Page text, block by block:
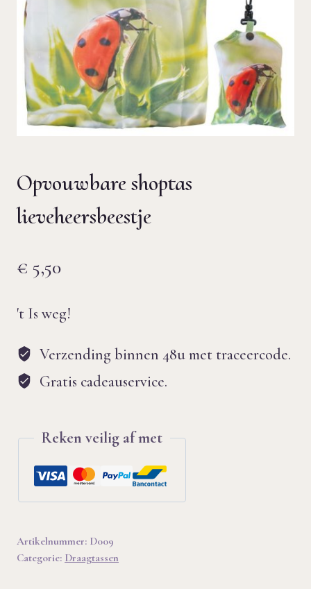
Opvouwbare shoptas
lieveheersbeestje
€ 5,50
't Is weg!
Verzending binnen 48u met traceercode.
Gratis cadeauservice.
Reken veilig af met
Artikelnummer: D009
Categorie: Draagtassen